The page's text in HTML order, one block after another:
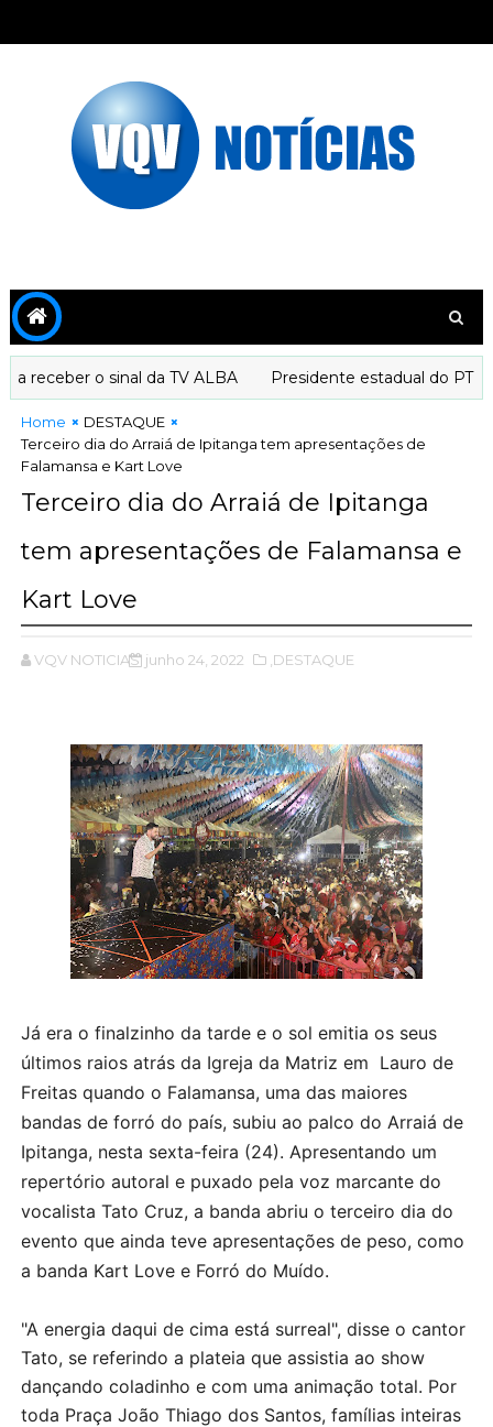
o sinal da TV ALBA Presidente estadual do PT
Home
DESTAQUE
Terceiro dia do Arraiá de Ipitanga tem apresentações de
Falamansa e Kart Love
Terceiro dia do Arraiá de Ipitanga
tem apresentações de Falamansa e
Kart Love
VQV NOTICIAS junho 24, 2022 ,DESTAQUE
Já era o finalzinho da tarde e o sol emitia os seus
últimos raios atrás da Igreja da Matriz em Lauro de
Freitas quando o Falamansa, uma das maiores
bandas de forró do país, subiu ao palco do Arraiá de
Ipitanga, nesta sexta-feira (24). Apresentando um
repertório autoral e puxado pela voz marcante do
vocalista Tato Cruz, a banda abriu o terceiro dia do
evento que ainda teve apresentações de peso, como
a banda Kart Love e Forró do Muído.
"A energia daqui de cima está surreal", disse o cantor
Tato, se referindo a plateia que assistia ao show
dançando coladinho e com uma animação total. Por
toda Praça João Thiago dos Santos, famílias inteiras